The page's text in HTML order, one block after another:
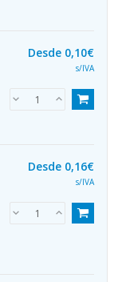
Desde 0,10€
s/IVA
Desde 0,16€
s/IVA